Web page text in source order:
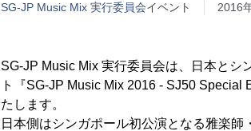
SG-JP Music Mix 実行委員会イベント 2016
SG-JP Music Mix 実行委員会は、日本とシ
ト『SG-JP Music Mix 2016 - SJ50
たします。
日本側はシンガポール初公演となる雅楽